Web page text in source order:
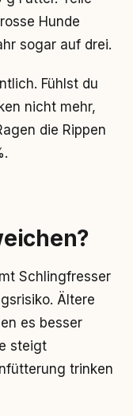
Hunde
sogar auf drei.
Fühlst du
nicht mehr,
die Rippen
Schlingfresser
Ältere
es besser
steigt
trinken